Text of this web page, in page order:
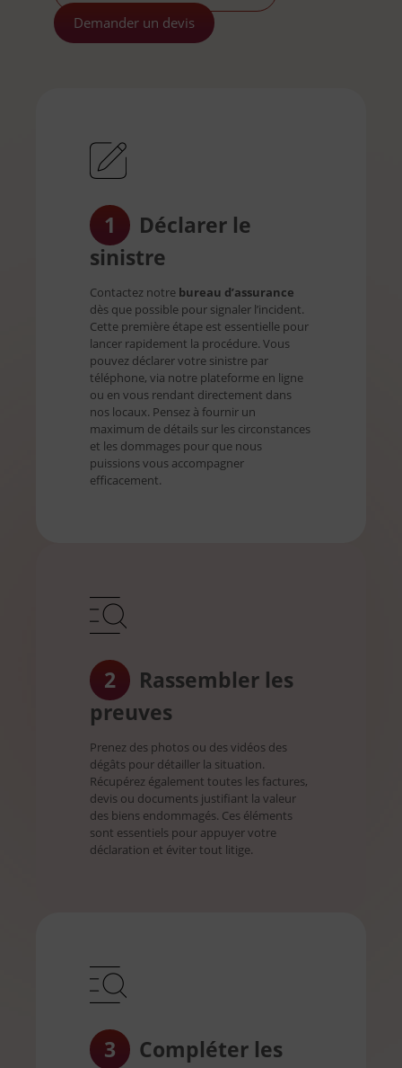
Demander un devis
1
Déclarer le
sinistre
Contactez notre bureau d’assurance
dès que possible pour signaler l’incident.
Cette première étape est essentielle pour
lancer rapidement la procédure. Vous
pouvez déclarer votre sinistre par
téléphone, via notre plateforme en ligne
ou en vous rendant directement dans
nos locaux. Pensez à fournir un
maximum de détails sur les circonstances
et les dommages pour que nous
puissions vous accompagner
efficacement.
2
Rassembler les
preuves
Prenez des photos ou des vidéos des
dégâts pour détailler la situation.
Récupérez également toutes les factures,
devis ou documents justifiant la valeur
des biens endommagés. Ces éléments
sont essentiels pour appuyer votre
déclaration et éviter tout litige.
3
Compléter les